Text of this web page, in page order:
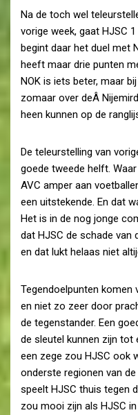
Na de toch wel
vorige week, gaat HJSC
begint daar het duel met
heeft maar drie punten
NOK is iets beter, maar
zomaar over deÂ
heen kunnen op de
De teleurstelling van
goede tweede helft.
AVC amper aan
een uitstekende. En dat
Het is in de nog jonge
dat HJSC de schade
en dat lukt helaas niet
Tegendoelpunten
en niet zo zeer door
de tegenstander. Een
de sleutel kunnen zijn tot
een zege zou HJSC ook
onderste regionen van
speelt HJSC thuis tegen
zou mooi zijn als HJSC